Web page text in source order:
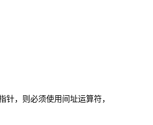
，则必须使用间址运算符，